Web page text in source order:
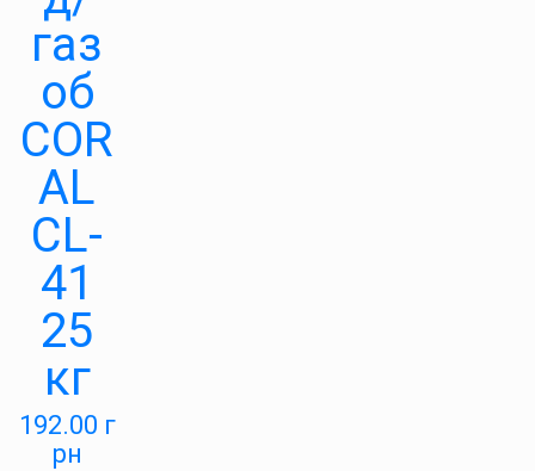
газ
об
COR
AL
CL-
41
25
кг
192.00 г
рн